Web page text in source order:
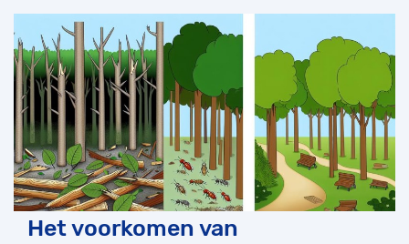
Het voorkomen van